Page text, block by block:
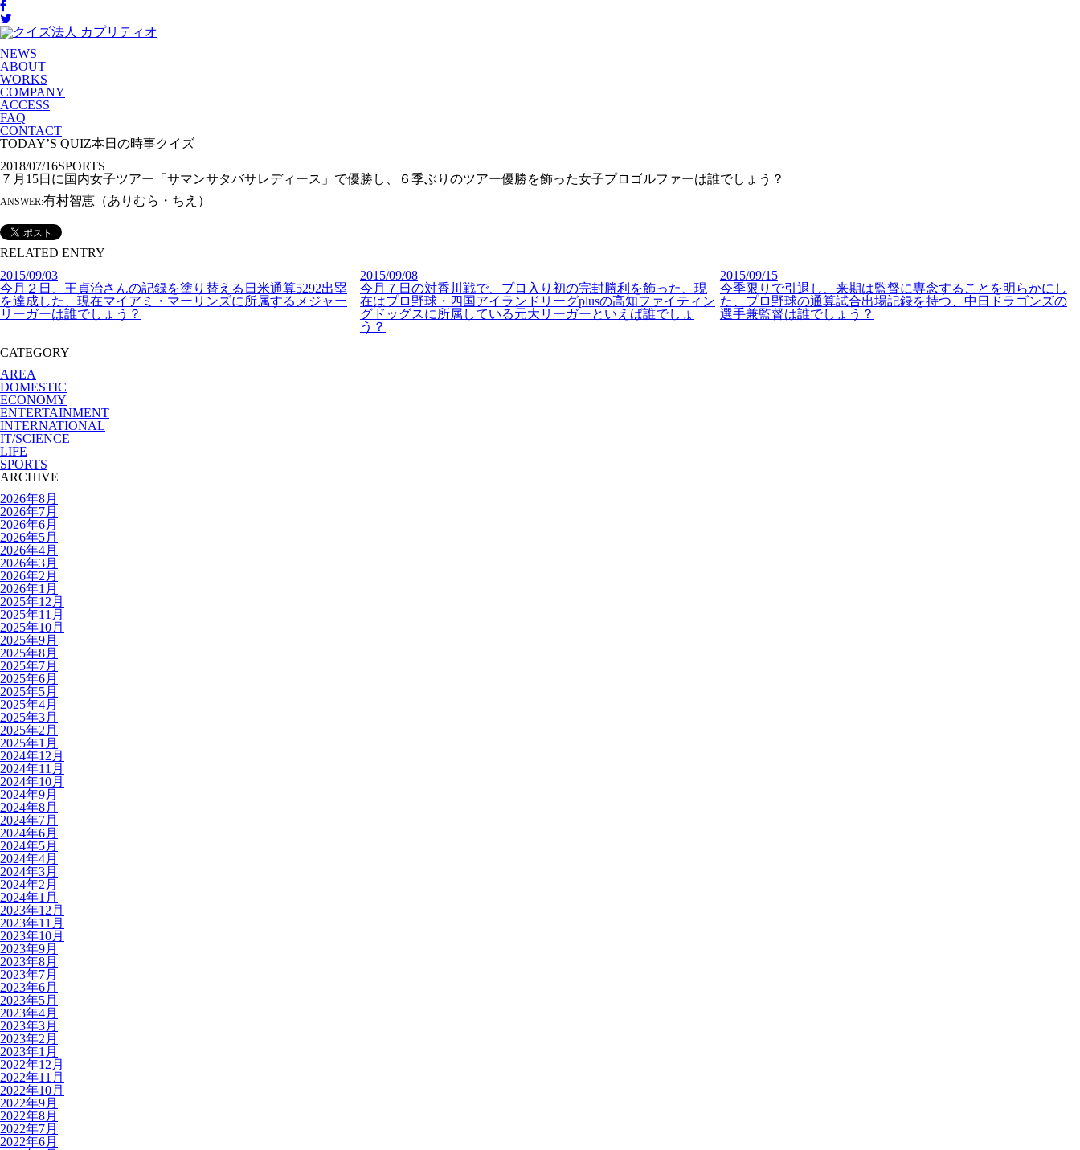
NEWS
ABOUT
WORKS
COMPANY
ACCESS
FAQ
CONTACT
TODAY’S QUIZ本日の時事クイズ
2018/07/16SPORTS
７月15日に国内女子ツアー「サマンサタバサレディース」で優勝し、６季ぶりのツアー優勝を飾った女子プロゴルファーは誰でしょう？
ANSWER:有村智恵（ありむら・ちえ）
RELATED ENTRY
2015/09/03
今月２日、王貞治さんの記録を塗り替える日米通算5292出塁
を達成した、現在マイアミ・マーリンズに所属するメジャー
リーガーは誰でしょう？
2015/09/08
今月７日の対香川戦で、プロ入り初の完封勝利を飾った、現
在はプロ野球・四国アイランドリーグplusの高知ファイティン
グドッグスに所属している元大リーガーといえば誰でしょ
う？
2015/09/15
今季限りで引退し、来期は監督に専念することを明らかにし
た、プロ野球の通算試合出場記録を持つ、中日ドラゴンズの
選手兼監督は誰でしょう？
CATEGORY
AREA
DOMESTIC
ECONOMY
ENTERTAINMENT
INTERNATIONAL
IT/SCIENCE
LIFE
SPORTS
ARCHIVE
2026年8月
2026年7月
2026年6月
2026年5月
2026年4月
2026年3月
2026年2月
2026年1月
2025年12月
2025年11月
2025年10月
2025年9月
2025年8月
2025年7月
2025年6月
2025年5月
2025年4月
2025年3月
2025年2月
2025年1月
2024年12月
2024年11月
2024年10月
2024年9月
2024年8月
2024年7月
2024年6月
2024年5月
2024年4月
2024年3月
2024年2月
2024年1月
2023年12月
2023年11月
2023年10月
2023年9月
2023年8月
2023年7月
2023年6月
2023年5月
2023年4月
2023年3月
2023年2月
2023年1月
2022年12月
2022年11月
2022年10月
2022年9月
2022年8月
2022年7月
2022年6月